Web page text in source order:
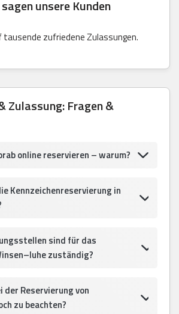
unsere Kunden
zufriedene Zulassungen.
Zulassung: Fragen &
online reservieren – warum?
Kennzeichenreservierung in
sind für das
zuständig?
der Reservierung von
zu beachten?